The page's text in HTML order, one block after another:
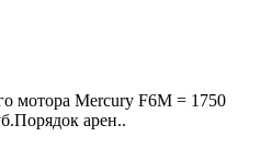
мотора Mercury F6M = 1750
арен..